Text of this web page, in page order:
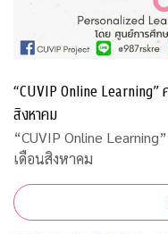
“CUVIP Online Learning”
สิงหาคม
“CUVIP Online
เดือนสิงหาคม